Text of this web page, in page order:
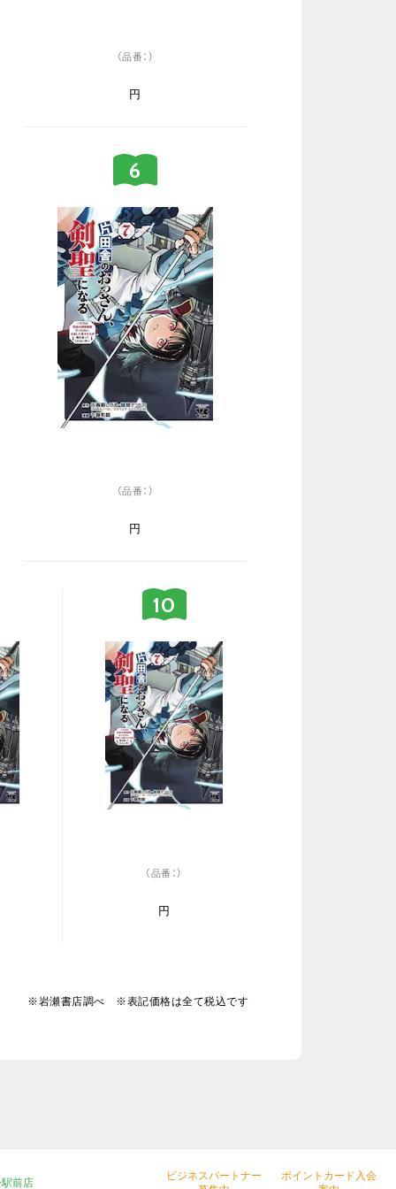
（品番：）
円
（品番：）
円
（品番：）
円
※岩瀬書店調べ ※表記価格は全て税込です
前店
ビジネスパートナー
ポイントカード入会